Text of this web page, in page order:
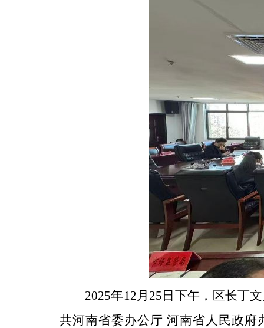
2025年12月 25 日下午，区长丁
共河南省委办公厅 河南省人民政